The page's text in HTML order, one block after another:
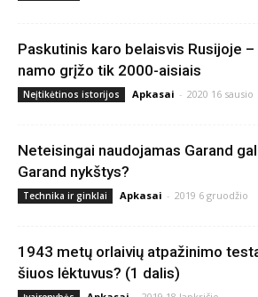
Paskutinis karo belaisvis Rusijoje
namo grįžo tik 2000-aisiais
Neįtikėtinos istorijos Apkasai - 2020 16 sausio
Neteisingai naudojamas Garand
Garand nykštys?
Technika ir ginklai Apkasai - 2019 6 gruodžio
1943 metų orlaivių atpažinimo
šiuos lėktuvus? (1 dalis)